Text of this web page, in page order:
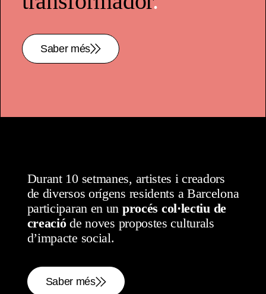
Saber més
Durant 10 setmanes, artistes i creadors
de diversos orígens residents a Barcelona
participaran en un procés col·lectiu de
creacióde noves propostes culturals
d’impacte social.
Saber més